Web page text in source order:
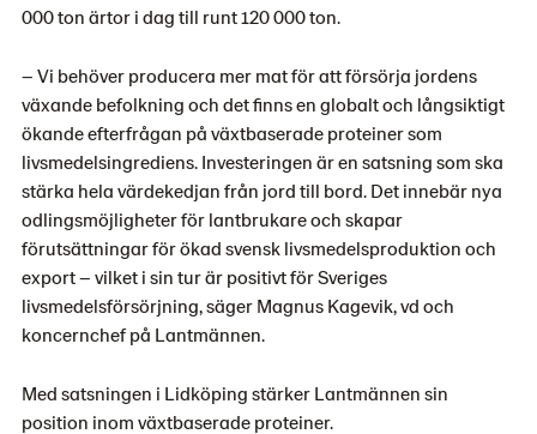
000 ton ärtor i dag till runt 120 000 ton.
– Vi behöver producera mer mat för att försörja jordens
växande befolkning och det finns en globalt och långsiktigt
ökande efterfrågan på växtbaserade proteiner som
livsmedelsingrediens. Investeringen är en satsning som ska
stärka hela värdekedjan från jord till bord. Det innebär nya
odlingsmöjligheter för lantbrukare och skapar
förutsättningar för ökad svensk livsmedelsproduktion och
export – vilket i sin tur är positivt för Sveriges
livsmedelsförsörjning, säger Magnus Kagevik, vd och
koncernchef på Lantmännen.
Med satsningen i Lidköping stärker Lantmännen sin
position inom växtbaserade proteiner.